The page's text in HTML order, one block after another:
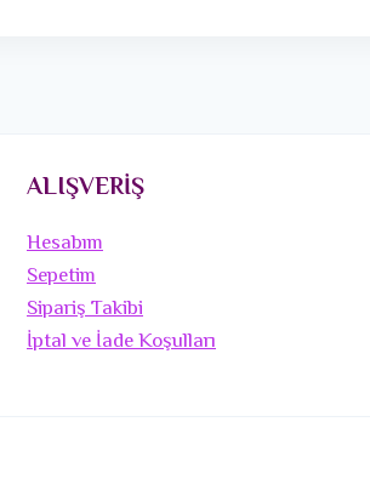
ALIŞVERİŞ
Hesabım
Sepetim
Sipariş Takibi
İptal ve İade Koşulları